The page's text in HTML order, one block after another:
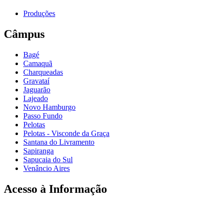
Produções
Câmpus
Bagé
Camaquã
Charqueadas
Gravataí
Jaguarão
Lajeado
Novo Hamburgo
Passo Fundo
Pelotas
Pelotas - Visconde da Graça
Santana do Livramento
Sapiranga
Sapucaia do Sul
Venâncio Aires
Acesso à Informação